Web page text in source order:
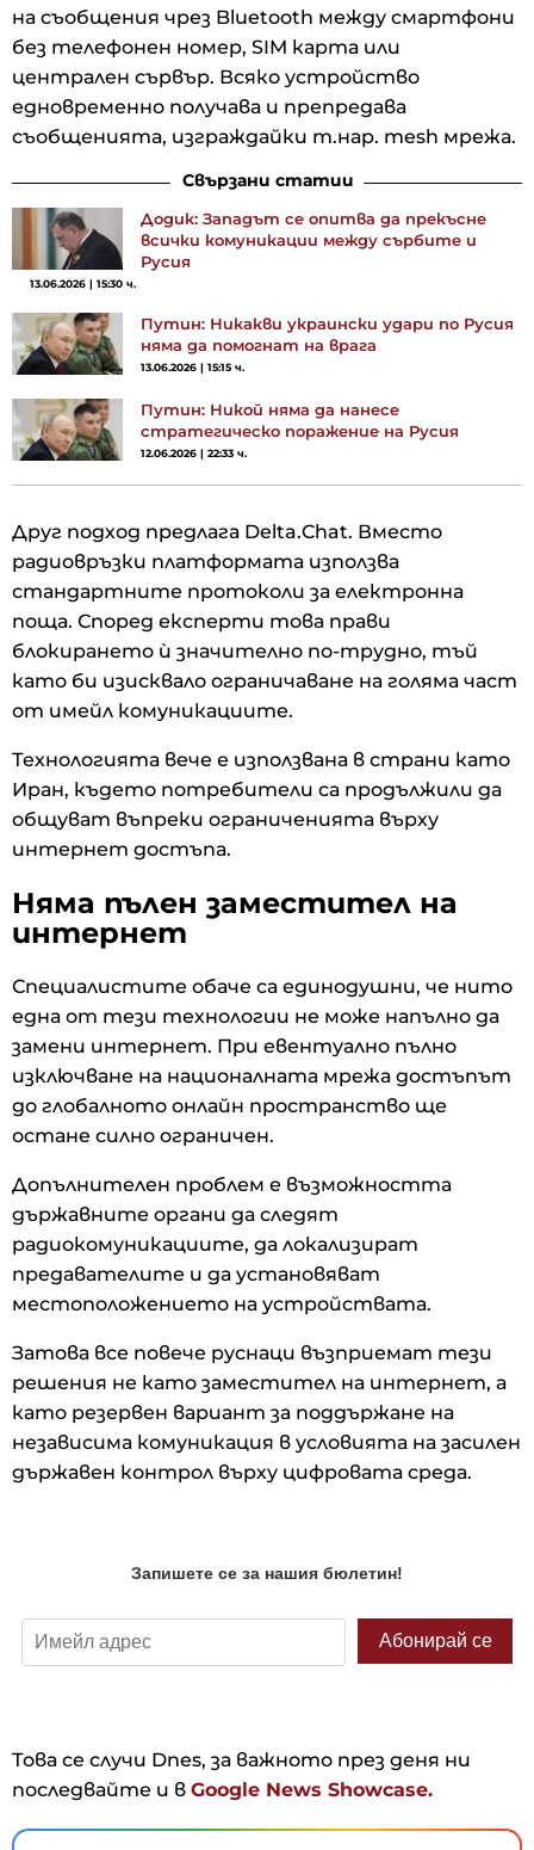
на съобщения чрез Bluetooth между смартфони
без телефонен номер, SIM карта или
централен сървър. Всяко устройство
едновременно получава и препредава
съобщенията, изграждайки т.нар. mesh мрежа.
Свързани статии
Додик: Западът се опитва да прекъсне
всички комуникации между сърбите и
Русия
13.06.2026 | 15:30 ч.
Путин: Никакви украински удари по Русия
няма да помогнат на врага
13.06.2026 | 15:15 ч.
Путин: Никой няма да нанесе
стратегическо поражение на Русия
12.06.2026 | 22:33 ч.
Друг подход предлага Delta.Chat. Вместо
радиовръзки платформата използва
стандартните протоколи за електронна
поща. Според експерти това прави
блокирането ѝ значително по-трудно, тъй
като би изисквало ограничаване на голяма част
от имейл комуникациите.
Технологията вече е използвана в страни като
Иран, където потребители са продължили да
общуват въпреки ограниченията върху
интернет достъпа.
Няма пълен заместител на
интернет
Специалистите обаче са единодушни, че нито
една от тези технологии не може напълно да
замени интернет. При евентуално пълно
изключване на националната мрежа достъпът
до глобалното онлайн пространство ще
остане силно ограничен.
Допълнителен проблем е възможността
държавните органи да следят
радиокомуникациите, да локализират
предавателите и да установяват
местоположението на устройствата.
Затова все повече руснаци възприемат тези
решения не като заместител на интернет, а
като резервен вариант за поддържане на
независима комуникация в условията на засилен
държавен контрол върху цифровата среда.
Това се случи Dnes, за важното през деня ни
последвайте и в Google News Showcase.